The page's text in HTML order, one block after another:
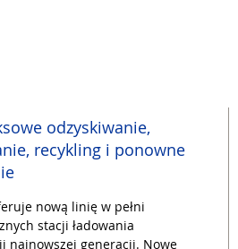
odzyskiwanie,
recykling i ponowne
nową linię w pełni
stacji ładowania
najnowszej generacji. Nowe